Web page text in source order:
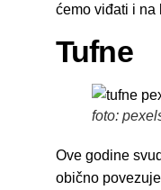
ćemo viđati i na
Tufne
foto:
Ove godine
obično